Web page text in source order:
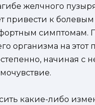
желчного
привести к
симптомам.
организма на
начиная с
какие-либо